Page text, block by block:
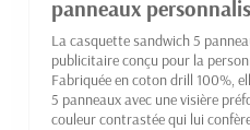
panneaux
La casquette sandwich 5
publicitaire conçu pour la
Fabriquée en coton drill 100%,
5 panneaux avec une visière
couleur contrastée qui lui